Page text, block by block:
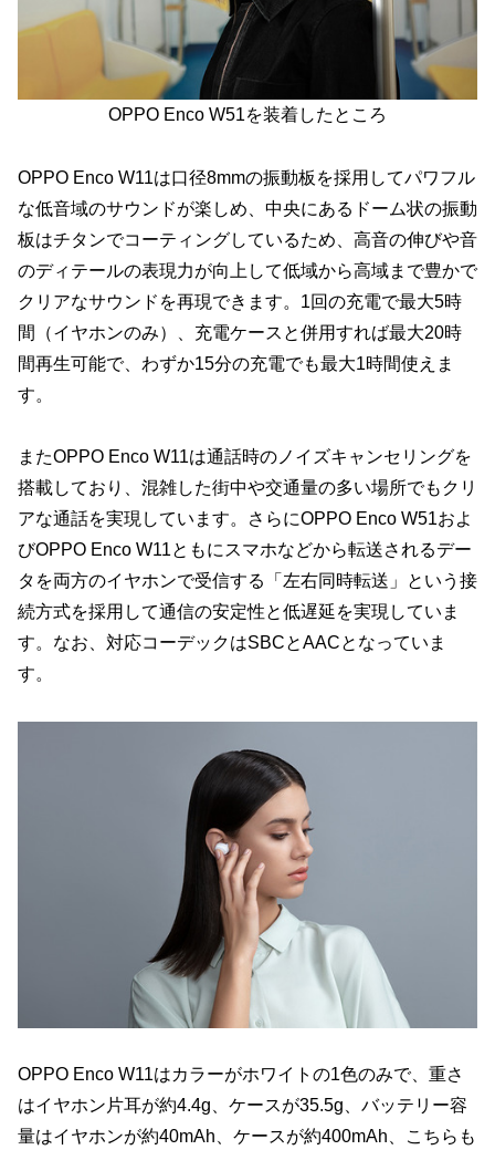
OPPO Enco W51を装着したところ
OPPO Enco W11は口径8mmの振動板を採用してパワフル
な低音域のサウンドが楽しめ、中央にあるドーム状の振動
板はチタンでコーティングしているため、高音の伸びや音
のディテールの表現力が向上して低域から高域まで豊かで
クリアなサウンドを再現できます。1回の充電で最大5時
間（イヤホンのみ）、充電ケースと併用すれば最大20時
間再生可能で、わずか15分の充電でも最大1時間使えま
す。
またOPPO Enco W11は通話時のノイズキャンセリングを
搭載しており、混雑した街中や交通量の多い場所でもクリ
アな通話を実現しています。さらにOPPO Enco W51およ
びOPPO Enco W11ともにスマホなどから転送されるデー
タを両方のイヤホンで受信する「左右同時転送」という接
続方式を採用して通信の安定性と低遅延を実現していま
す。なお、対応コーデックはSBCとAACとなっていま
す。
OPPO Enco W11はカラーがホワイトの1色のみで、重さ
はイヤホン片耳が約4.4g、ケースが35.5g、バッテリー容
量はイヤホンが約40mAh、ケースが約400mAh、こちらも